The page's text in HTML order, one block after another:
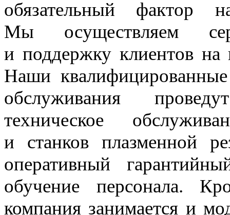
обязательный фактор
Мы осуществляем
и поддержку клиентов
Наши квалифицированные
обслуживания
техническое
и станков плазменной
оперативный
обучение персонала.
компания занимается и